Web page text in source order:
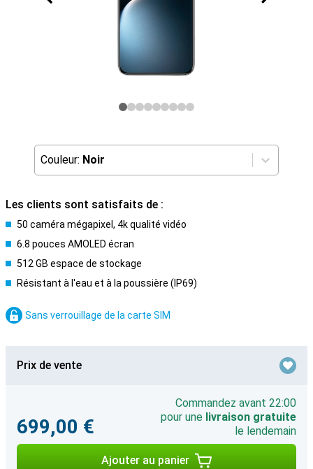
Couleur: Noir
Les clients sont satisfaits de :
50 caméra mégapixel, 4k qualité vidéo
6.8 pouces AMOLED écran
512 GB espace de stockage
Résistant à l'eau et à la poussière (IP69)
Sans verrouillage de la carte SIM
Prix de vente
699,00 €
Commandez avant 22:00
pour une livraison gratuite
le lendemain
Ajouter au panier